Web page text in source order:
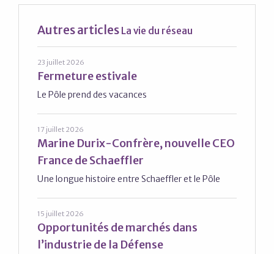
Autres articles La vie du réseau
23 juillet 2026
Fermeture estivale
Le Pôle prend des vacances
17 juillet 2026
Marine Durix-Confrère, nouvelle CEO
France de Schaeffler
Une longue histoire entre Schaeffler et le Pôle
15 juillet 2026
Opportunités de marchés dans
l’industrie de la Défense